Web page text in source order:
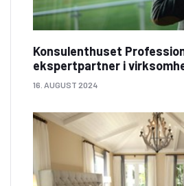
Konsulenthuset
ekspertpartner i
16. AUGUST 2024